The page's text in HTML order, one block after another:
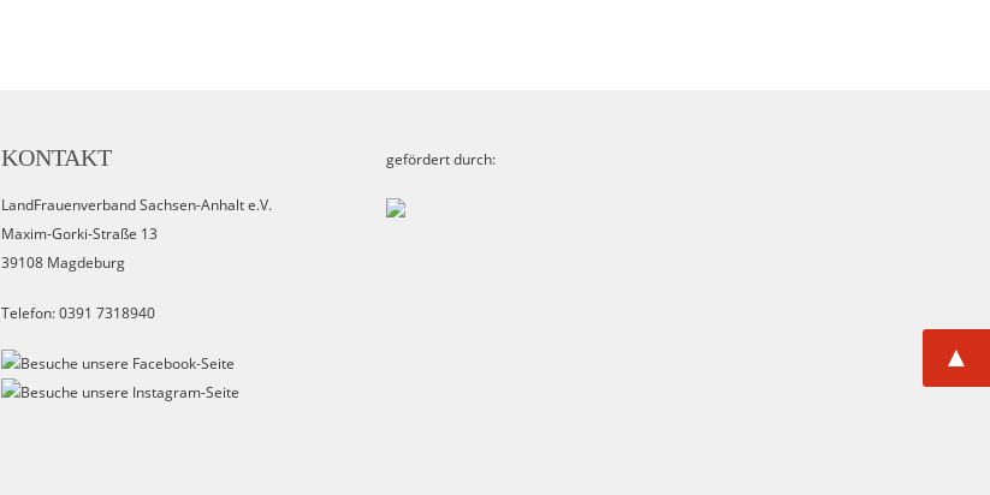
KONTAKT
LandFrauenverband Sachsen-Anhalt e.V.
Maxim-Gorki-Straße 13
39108 Magdeburg
Telefon: 0391 7318940
gefördert durch:
▲